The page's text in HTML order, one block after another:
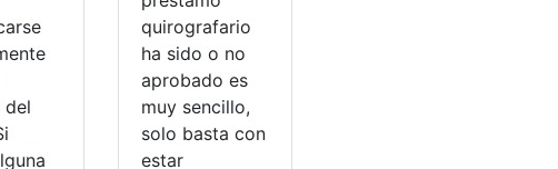
del
quirografario
ha sido o no
aprobado es
muy sencillo,
solo basta con
estar